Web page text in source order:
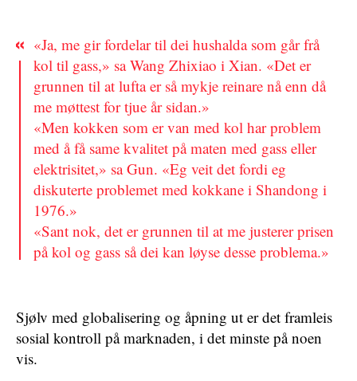
«Ja, me gir fordelar til dei hushalda som går frå
kol til gass,» sa Wang Zhixiao i Xian. «Det er
grunnen til at lufta er så mykje reinare nå enn då
me møttest for tjue år sidan.»
«Men kokken som er van med kol har problem
med å få same kvalitet på maten med gass eller
elektrisitet,» sa Gun. «Eg veit det fordi eg
diskuterte problemet med kokkane i Shandong i
1976.»
«Sant nok, det er grunnen til at me justerer prisen
på kol og gass så dei kan løyse desse problema.»
Sjølv med globalisering og åpning ut er det framleis
sosial kontroll på marknaden, i det minste på noen
vis.